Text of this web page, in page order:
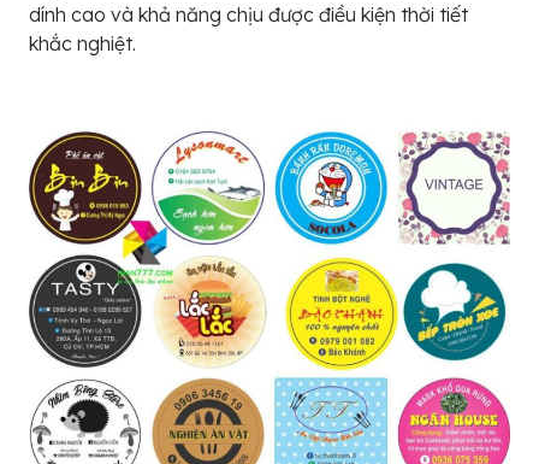
dính cao và khả năng chịu được điều kiện thời tiết
khắc nghiệt.